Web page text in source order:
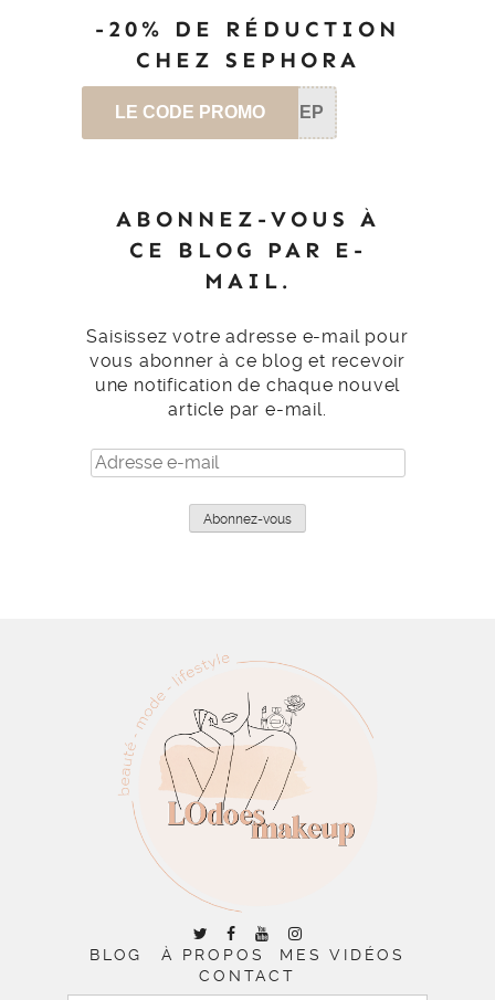
-20% DE RÉDUCTION
CHEZ SEPHORA
LE CODE PROMO SEP
ABONNEZ-VOUS À
CE BLOG PAR E-
MAIL.
Saisissez votre adresse e-mail pour
vous abonner à ce blog et recevoir
une notification de chaque nouvel
article par e-mail.
Adresse
e-
Abonnez-vous
BLOG À PROPOS
MES VIDÉOS
CONTACT